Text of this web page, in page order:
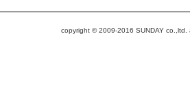
copyright © 2009-2016 SUNDAY co.,ltd.